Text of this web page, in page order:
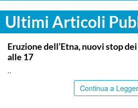
Ultimi Articoli
CATANIA
Eruzione dell’Etna, nuovi stop
alle 17
..
Continua a